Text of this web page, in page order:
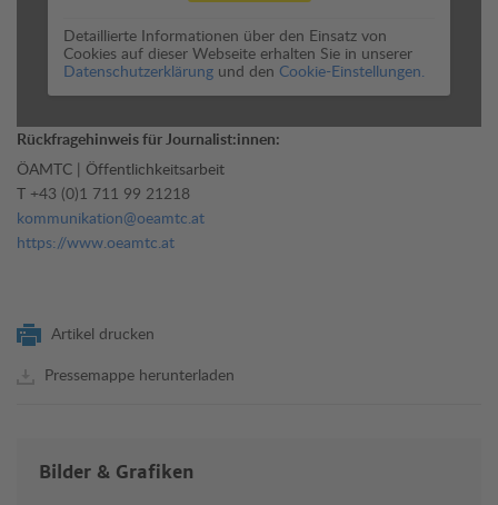
Detaillierte Informationen über den Einsatz von
Cookies auf dieser Webseite erhalten Sie in unserer
Datenschutzerklärung und den Cookie-Einstellungen.
Rückfragehinweis für Journalist:innen:
ÖAMTC | Öffentlichkeitsarbeit
T +43 (0)1 711 99 21218
kommunikation@oeamtc.at
https://www.oeamtc.at
Artikel drucken
Pressemappe herunterladen
Bilder & Grafiken